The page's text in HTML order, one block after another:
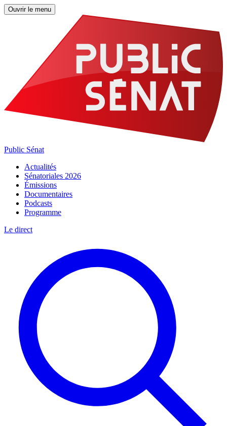
Ouvrir le menu
Public Sénat
Actualités
Sénatoriales 2026
Émissions
Documentaires
Podcasts
Programme
Le direct